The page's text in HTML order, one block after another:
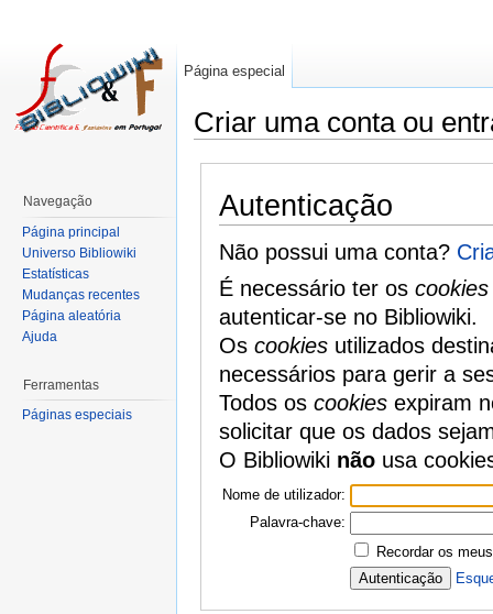
Criar uma conta ou
Autenticação
Não possui uma conta?
É necessário ter os cookies
autenticar-se no Bibliowiki.
Os cookiesutilizados
necessários para gerir a
Todos os cookiesexpiram
solicitar que os dados
O Bibliowiki nãousa
Nome de utilizador:
Palavra-chave:
Recordar os
Página especial
Navegação
Página principal
Universo Bibliowiki
Estatísticas
Mudanças recentes
Página aleatória
Ajuda
Ferramentas
Páginas especiais